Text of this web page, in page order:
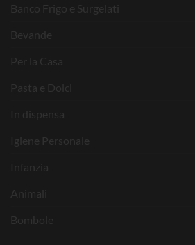
Banco Frigo e Surgelati
Bevande
Per la Casa
Pasta e Dolci
In dispensa
Igiene Personale
Infanzia
Animali
Bombole